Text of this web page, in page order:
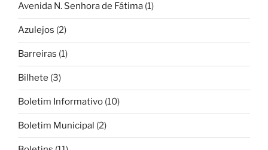
Avenida N. Senhora de Fátima (1)
Azulejos (2)
Barreiras (1)
Bilhete (3)
Boletim Informativo (10)
Boletim Municipal (2)